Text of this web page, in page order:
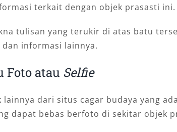
terkait dengan objek prasasti ini.
tulisan yang terukir di atas batu
informasi lainnya.
Foto atau Selfie
lainnya dari situs cagar budaya yang
dapat bebas berfoto di sekitar objek